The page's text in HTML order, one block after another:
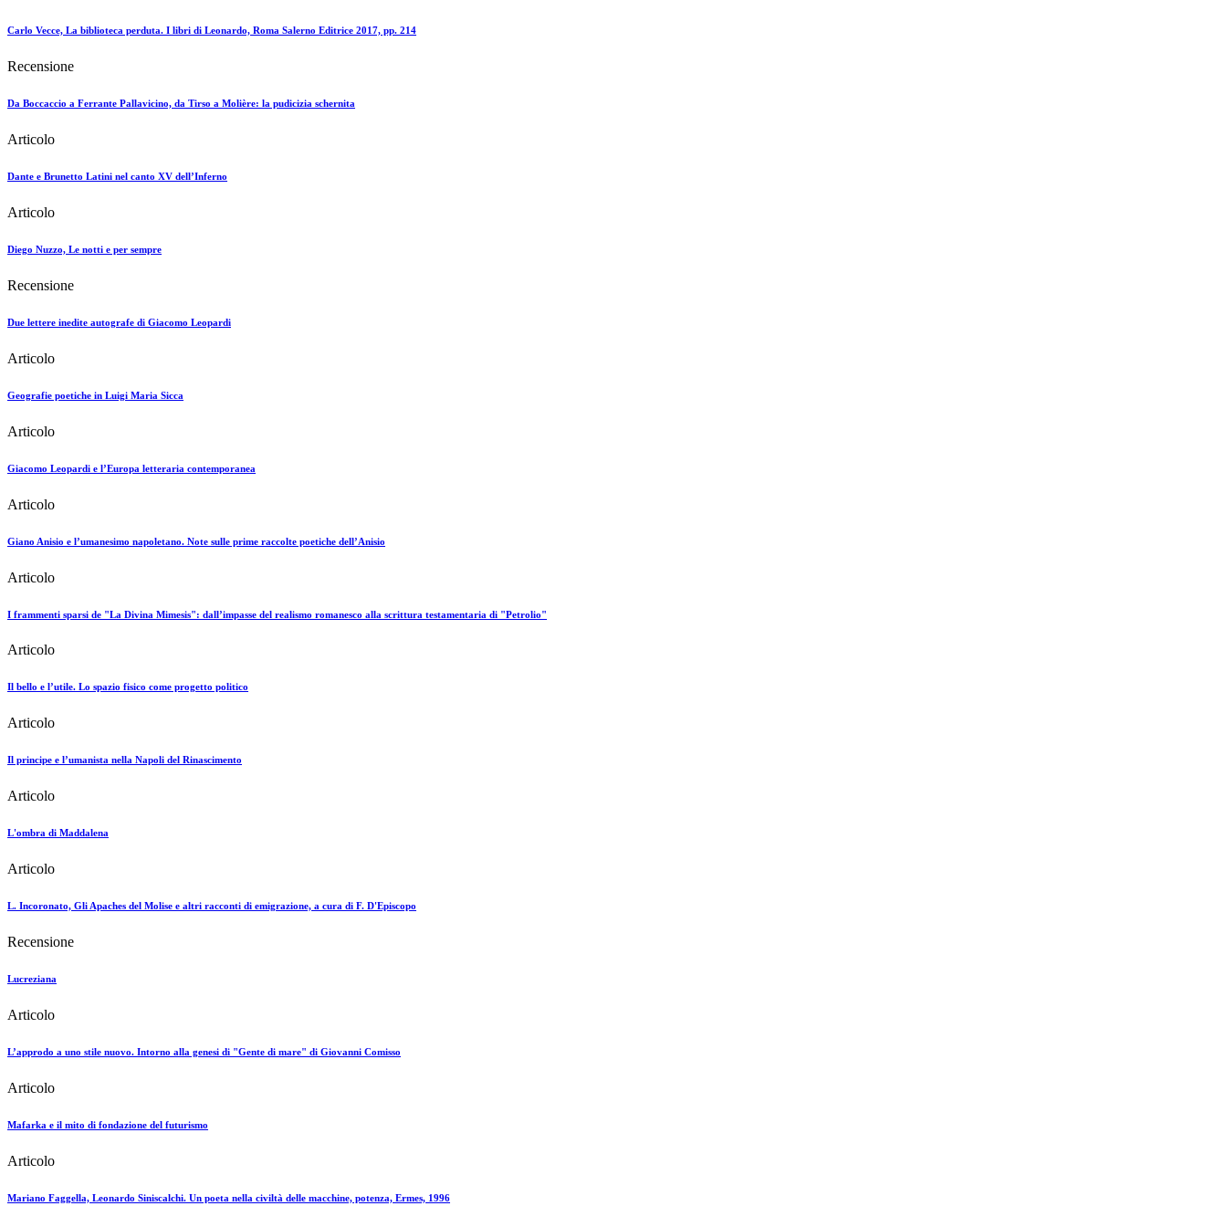
Carlo Vecce, La biblioteca perduta. I libri di Leonardo, Roma Salerno Editrice 2017, pp. 214
Recensione
Da Boccaccio a Ferrante Pallavicino, da Tirso a Molière: la pudicizia schernita
Articolo
Dante e Brunetto Latini nel canto XV dell’Inferno
Articolo
Diego Nuzzo, Le notti e per sempre
Recensione
Due lettere inedite autografe di Giacomo Leopardi
Articolo
Geografie poetiche in Luigi Maria Sicca
Articolo
Giacomo Leopardi e l’Europa letteraria contemporanea
Articolo
Giano Anisio e l’umanesimo napoletano. Note sulle prime raccolte poetiche dell’Anisio
Articolo
I frammenti sparsi de "La Divina Mimesis": dall’impasse del realismo romanesco alla scrittura testamentaria di "Petrolio"
Articolo
Il bello e l’utile. Lo spazio fisico come progetto politico
Articolo
Il principe e l’umanista nella Napoli del Rinascimento
Articolo
L'ombra di Maddalena
Articolo
L. Incoronato, Gli Apaches del Molise e altri racconti di emigrazione, a cura di F. D'Episcopo
Recensione
Lucreziana
Articolo
L’approdo a uno stile nuovo. Intorno alla genesi di "Gente di mare" di Giovanni Comisso
Articolo
Mafarka e il mito di fondazione del futurismo
Articolo
Mariano Faggella, Leonardo Siniscalchi. Un poeta nella civiltà delle macchine, potenza, Ermes, 1996